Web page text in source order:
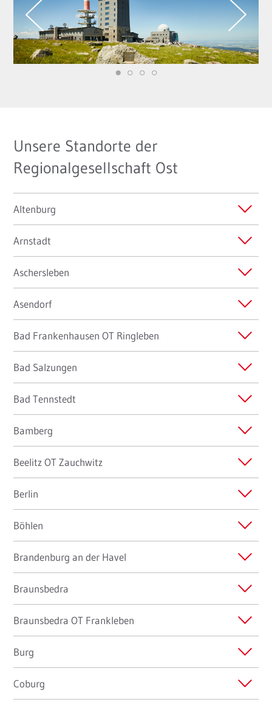
Unsere Standorte der
Regionalgesellschaft Ost
Altenburg
Arnstadt
Aschersleben
Asendorf
Bad Frankenhausen OT Ringleben
Bad Salzungen
Bad Tennstedt
Bamberg
Beelitz OT Zauchwitz
Berlin
Böhlen
Brandenburg an der Havel
Braunsbedra
Braunsbedra OT Frankleben
Burg
Coburg